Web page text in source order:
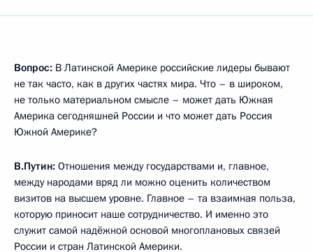
Вопрос: В Латинской Америке российские лидеры бывают
не так часто, как в других частях мира. Что – в широком,
не только материальном смысле – может дать Южная
Америка сегодняшней России и что может дать Россия
Южной Америке?
В.Путин: Отношения между государствами и, главное,
между народами вряд ли можно оценить количеством
визитов на высшем уровне. Главное – та взаимная польза,
которую приносит наше сотрудничество. И именно это
служит самой надёжной основой многоплановых связей
России и стран Латинской Америки.